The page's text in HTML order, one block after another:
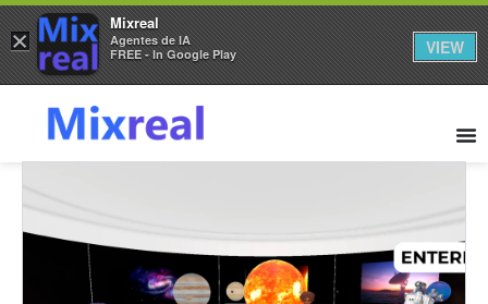
×
Mixreal
Agentes de IA
FREE - In Google Play
VIEW